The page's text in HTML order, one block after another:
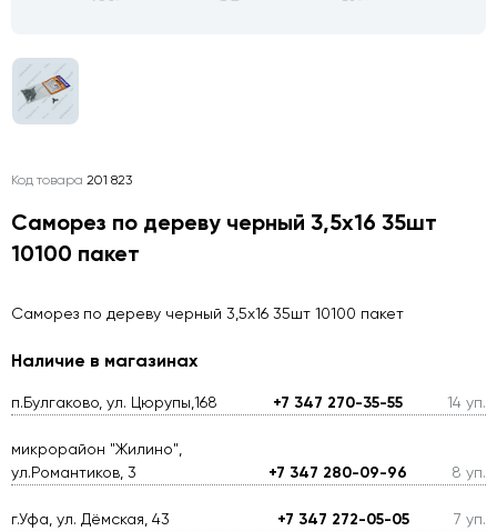
Код товара 201 823
Саморез по дереву черный 3,5х16 35шт
10100 пакет
Саморез по дереву черный 3,5х16 35шт 10100 пакет
Наличие в магазинах
п.Булгаково, ул. Цюрупы,168 +7 347 270-35-55 14 уп.
микрорайон "Жилино",
ул.Романтиков, 3
+7 347 280-09-96 8 уп.
г.Уфа, ул. Дёмская, 43 +7 347 272-05-05 7 уп.